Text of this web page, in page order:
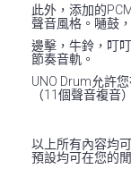
此外，添加的
聲音風格。嗵鼓，
邊擊，牛鈴，叮
節奏音軌。
UNO Drum允許
（11個聲音複音
以上所有內容均
預設均可在您的